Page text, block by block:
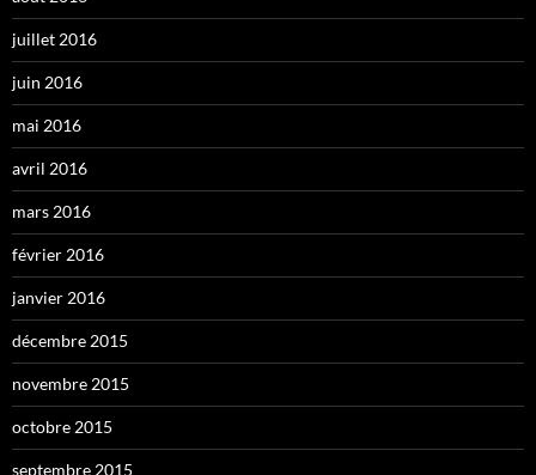
juillet 2016
juin 2016
mai 2016
avril 2016
mars 2016
février 2016
janvier 2016
décembre 2015
novembre 2015
octobre 2015
septembre 2015